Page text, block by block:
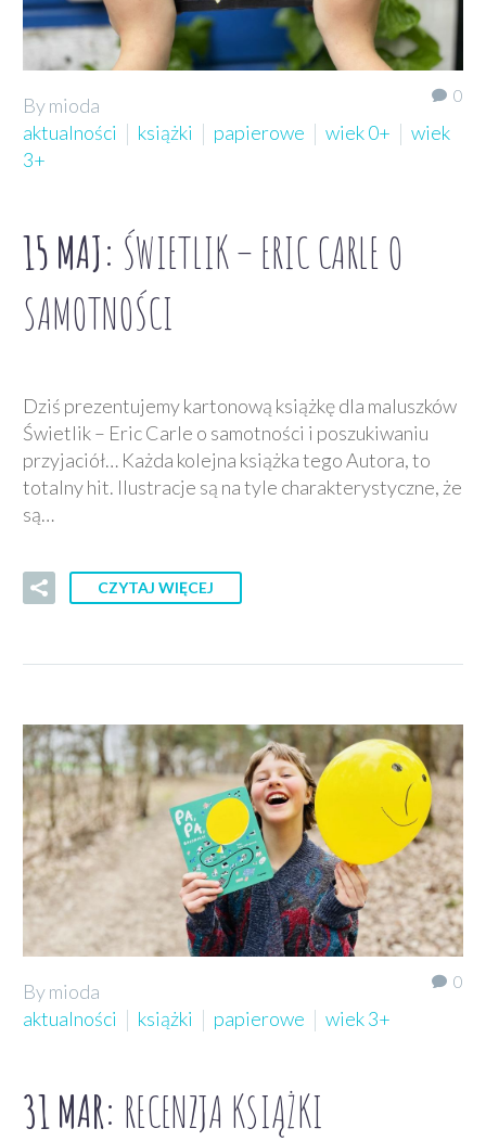
0
By mioda
aktualności
książki papierowe wiek 0+
wiek
3+
15 MAJ: ŚWIETLIK – ERIC CARLE O
SAMOTNOŚCI
Dziś prezentujemy kartonową książkę dla maluszków
Świetlik – Eric Carle o samotności i poszukiwaniu
przyjaciół… Każda kolejna książka tego Autora, to
totalny hit. Ilustracje są na tyle charakterystyczne, że
są…
CZYTAJ WIĘCEJ
0
By mioda
aktualności
książki papierowe wiek 3+
31 MAR: RECENZJA KSIĄŻKI